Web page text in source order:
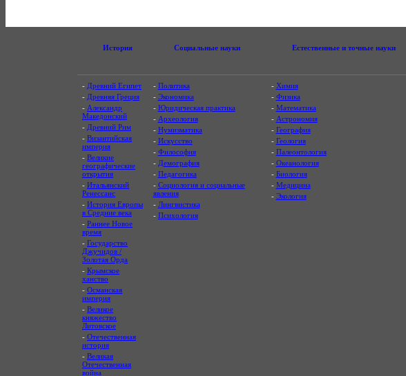
История Социальные науки Естественные и точные науки
- Древний Египет
- Древняя Греция
- Александр
Македонский
- Древний Рим
- Византийская
империя
- Великие
географические
открытия
- Итальянский
Ренессанс
- История Европы
в Средние века
- Раннее Новое
время
- Государство
Джучидов /
Золотая Орда
- Крымское
ханство
- Османская
империя
- Великое
княжество
Литовское
- Отечественная
история
- Великая
Отечественная
война
- Политика
- Экономика
- Юридическая практика
- Археология
- Нумизматика
- Искусство
- Философия
- Демография
- Педагогика
- Социология и социальные
явления
- Лингвистика
- Психология
- Химия
- Физика
- Математика
- Астрономия
- География
- Геология
- Палеонтология
- Океанология
- Биология
- Медицина
- Экология